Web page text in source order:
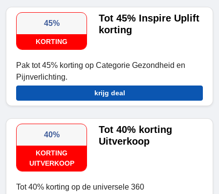
45%
KORTING
Tot 45% Inspire Uplift
korting
Pak tot 45% korting op Categorie Gezondheid en
Pijnverlichting.
krijg deal
40%
KORTING
UITVERKOOP
Tot 40% korting
Uitverkoop
Tot 40% korting op de universele 360